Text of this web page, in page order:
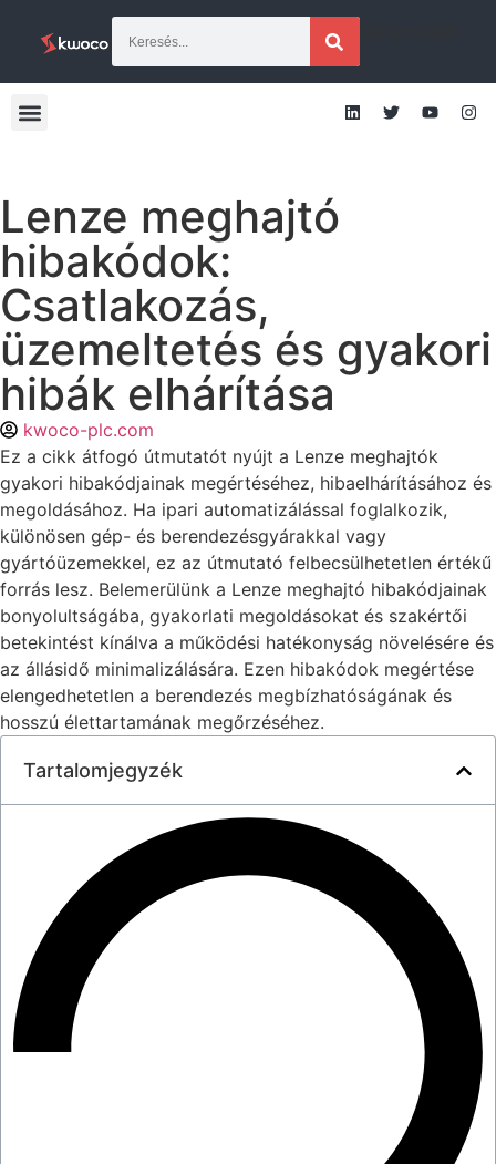
Lenze meghajtó
hibakódok:
Csatlakozás,
üzemeltetés és gyakori
hibák elhárítása
kwoco-plc.com
Ez a cikk átfogó útmutatót nyújt a Lenze meghajtók
gyakori hibakódjainak megértéséhez, hibaelhárításához és
megoldásához. Ha ipari automatizálással foglalkozik,
különösen gép- és berendezésgyárakkal vagy
gyártóüzemekkel, ez az útmutató felbecsülhetetlen értékű
forrás lesz. Belemerülünk a Lenze meghajtó hibakódjainak
bonyolultságába, gyakorlati megoldásokat és szakértői
betekintést kínálva a működési hatékonyság növelésére és
az állásidő minimalizálására. Ezen hibakódok megértése
elengedhetetlen a berendezés megbízhatóságának és
hosszú élettartamának megőrzéséhez.
Tartalomjegyzék